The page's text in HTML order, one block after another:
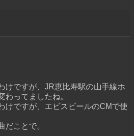
けですが、JR恵比寿駅の山手線ホ
わってましたね。
けですが、エビスビールのCMで使
だことで。